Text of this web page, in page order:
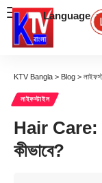
Language
KTV Bangla > Blog >
লাইফস্টাইল
Hair Care:
কীভাবে?